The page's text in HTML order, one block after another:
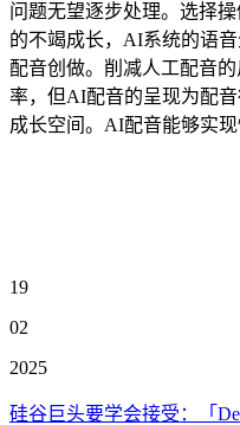
问题无望逐步处理。选择
的不竭成长，AI系统的语
配音创做。削减人工配音
率，但AI配音的呈现为配
成长空间。AI配音能够实现
19
02
2025
硅谷巨头要学会接受：「